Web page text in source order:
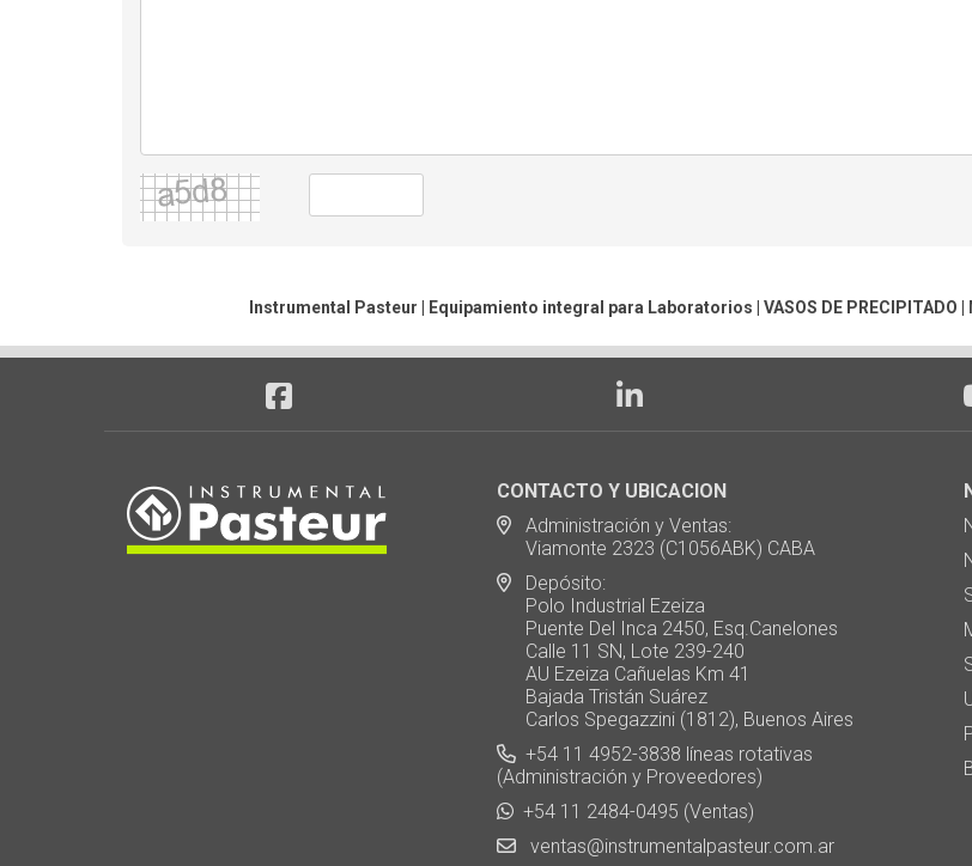
Instrumental Pasteur | Equipamiento integral para Laboratorios | VASOS DE PRECIPITADO
CONTACTO Y UBICACION
Administración y Ventas:
Viamonte 2323 (C1056ABK) CABA
Depósito:
Polo Industrial Ezeiza
Puente Del Inca 2450, Esq.Canelones
Calle 11 SN, Lote 239-240
AU Ezeiza Cañuelas Km 41
Bajada Tristán Suárez
Carlos Spegazzini (1812), Buenos Aires
+54 11 4952-3838 líneas rotativas
(Administración y Proveedores)
+54 11 2484-0495 (Ventas)
ventas@instrumentalpasteur.com.ar